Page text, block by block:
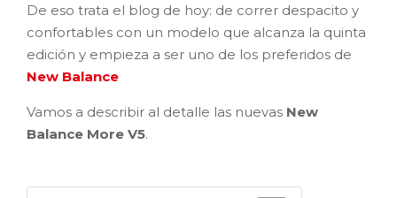
De eso trata el blog de hoy: de correr despacito y
confortables con un modelo que alcanza la quinta
edición y empieza a ser uno de los preferidos de
New Balance
Vamos a describir al detalle las nuevas New
Balance More V5.